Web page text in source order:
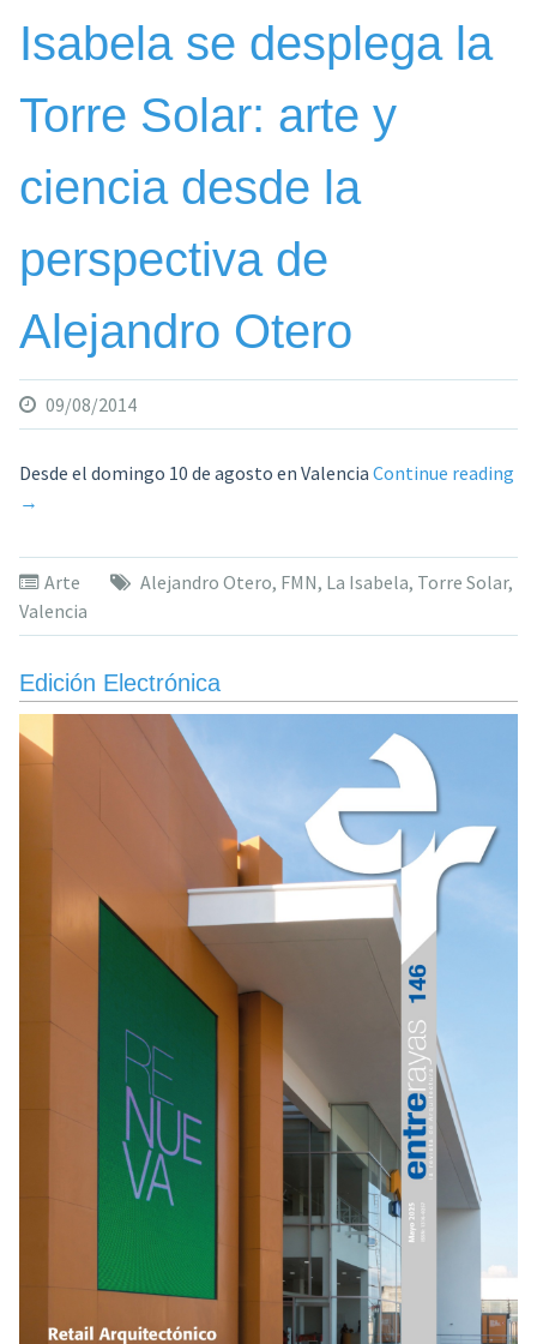
Isabela se desplega la
Torre Solar: arte y
ciencia desde la
perspectiva de
Alejandro Otero
09/08/2014
Desde el domingo 10 de agosto en Valencia Continue reading
de
→
Arte Alejandro Otero, FMN, La Isabela, Torre Solar,
Valencia
Edición Electrónica